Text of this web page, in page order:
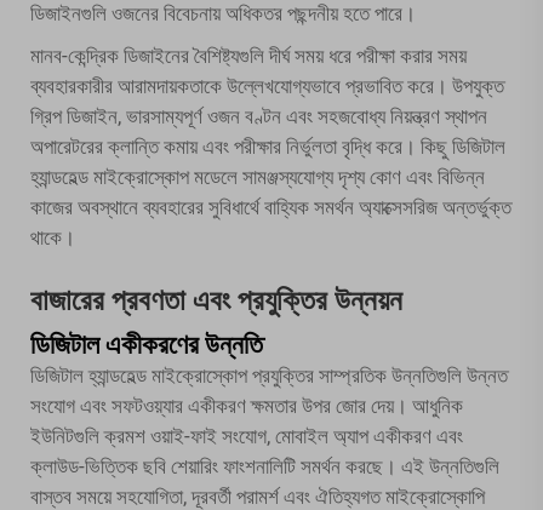
ডিজাইনগুলি ওজনের বিবেচনায় অধিকতর পছন্দনীয় হতে পারে।
মানব-কেন্দ্রিক ডিজাইনের বৈশিষ্ট্যগুলি দীর্ঘ সময় ধরে পরীক্ষা করার সময়
ব্যবহারকারীর আরামদায়কতাকে উল্লেখযোগ্যভাবে প্রভাবিত করে। উপযুক্ত
গ্রিপ ডিজাইন, ভারসাম্যপূর্ণ ওজন বণ্টন এবং সহজবোধ্য নিয়ন্ত্রণ স্থাপন
অপারেটরের ক্লান্তি কমায় এবং পরীক্ষার নির্ভুলতা বৃদ্ধি করে। কিছু ডিজিটাল
হ্যান্ডহেল্ড মাইক্রোস্কোপ মডেলে সামঞ্জস্যযোগ্য দৃশ্য কোণ এবং বিভিন্ন
কাজের অবস্থানে ব্যবহারের সুবিধার্থে বাহ্যিক সমর্থন অ্যাক্সেসরিজ অন্তর্ভুক্ত
থাকে।
বাজারের প্রবণতা এবং প্রযুক্তির উন্নয়ন
ডিজিটাল একীকরণের উন্নতি
ডিজিটাল হ্যান্ডহেল্ড মাইক্রোস্কোপ প্রযুক্তির সাম্প্রতিক উন্নতিগুলি উন্নত
সংযোগ এবং সফটওয়্যার একীকরণ ক্ষমতার উপর জোর দেয়। আধুনিক
ইউনিটগুলি ক্রমশ ওয়াই-ফাই সংযোগ, মোবাইল অ্যাপ একীকরণ এবং
ক্লাউড-ভিত্তিক ছবি শেয়ারিং ফাংশনালিটি সমর্থন করছে। এই উন্নতিগুলি
বাস্তব সময়ে সহযোগিতা, দূরবর্তী পরামর্শ এবং ঐতিহ্যগত মাইক্রোস্কোপি